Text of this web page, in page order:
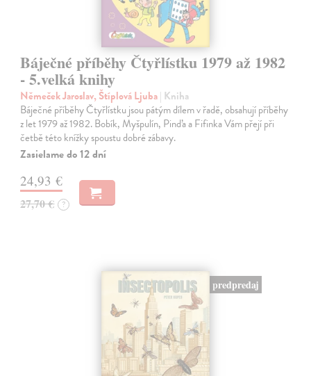
Báječné příběhy Čtyřlístku 1979 až 1982
- 5.velká knihy
Němeček Jaroslav, Štíplová Ljuba| Kniha
Báječné příběhy Čtyřlístku jsou pátým dílem v řadě, obsahují příběhy
z let 1979 až 1982. Bobík, Myšpulín, Pinďa a Fifinka Vám přejí při
četbě této knížky spoustu dobré zábavy.
Zasielame do 12 dní
24,93 €
27,70 € ?
predpredaj